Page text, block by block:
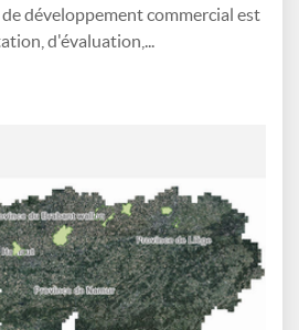
développement commercial est
d'évaluation,...